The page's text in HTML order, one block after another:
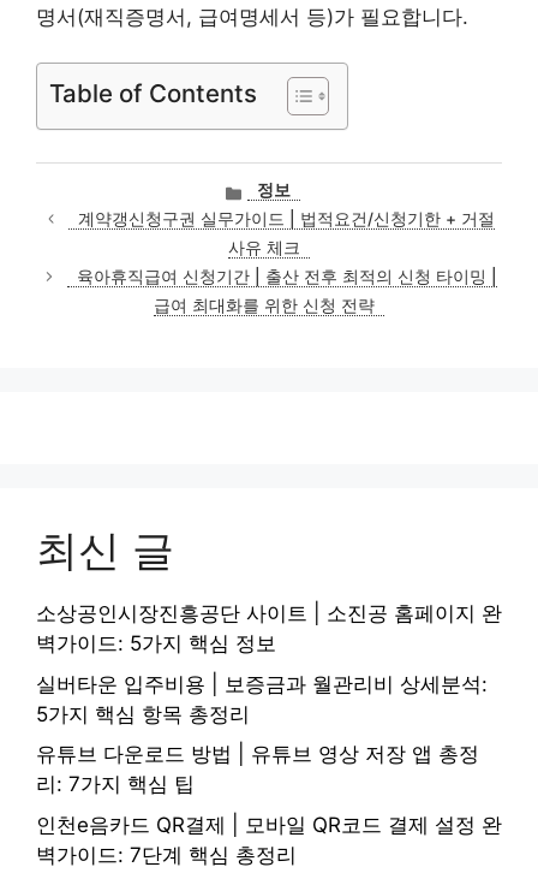
명서(재직증명서, 급여명세서 등)가 필요합니다.
Table of Contents
카
테
고
리
정보
계약갱신청구권 실무가이드 | 법적요건/신청기한 + 거절
사유 체크
육아휴직급여 신청기간 | 출산 전후 최적의 신청 타이밍 |
급여 최대화를 위한 신청 전략
최신 글
소상공인시장진흥공단 사이트 | 소진공 홈페이지 완
벽가이드: 5가지 핵심 정보
실버타운 입주비용 | 보증금과 월관리비 상세분석:
5가지 핵심 항목 총정리
유튜브 다운로드 방법 | 유튜브 영상 저장 앱 총정
리: 7가지 핵심 팁
인천e음카드 QR결제 | 모바일 QR코드 결제 설정 완
벽가이드: 7단계 핵심 총정리